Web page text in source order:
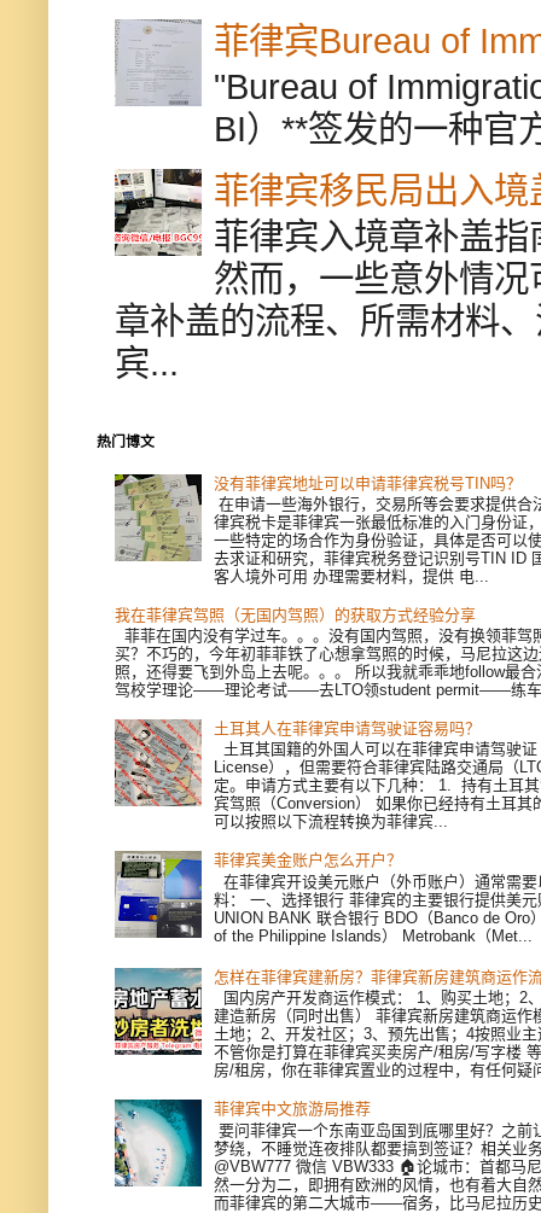
菲律宾Bureau of
"Bureau of
BI）**签发的一种官
菲律宾移民局出入
菲律宾入境章补盖
然而，一些意外情
章补盖的流程、所需材料
宾...
热门博文
没有菲律宾地址可以申请菲律宾税号TIN吗？
在申请一些海外银行，交易所等会要求提供合
律宾税卡是菲律宾一张最低标准的入门身份证
一些特定的场合作为身份验证，具体是否可以
去求证和研究，菲律宾税务登记识别号TIN ID
客人境外可用 办理需要材料，提供 电...
我在菲律宾驾照（无国内驾照）的获取方式经验分享
菲菲在国内没有学过车。。。没有国内驾照，没有换领菲驾
买？不巧的，今年初菲菲铁了心想拿驾照的时候，马尼拉这
照，还得要飞到外岛上去呢。。。 所以我就乖乖地follow最
驾校学理论——理论考试——去LTO领student permit——练
土耳其人在菲律宾申请驾驶证容易吗？
土耳其国籍的外国人可以在菲律宾申请驾驶证
License），但需要符合菲律宾陆路交通局（
定。申请方式主要有以下几种： 1. 持有土耳
宾驾照（Conversion） 如果你已经持有土耳其
可以按照以下流程转换为菲律宾...
菲律宾美金账户怎么开户？
在菲律宾开设美元账户（外币账户）通常需
料： 一、选择银行 菲律宾的主要银行提供美
UNION BANK 联合银行 BDO（Banco de Oro
of the Philippine Islands） Metrobank（Met...
怎样在菲律宾建新房？菲律宾新房建筑商运作
国内房产开发商运作模式： 1、购买土地；2
建造新房（同时出售） 菲律宾新房建筑商运作
土地；2、开发社区；3、预先出售；4按照业
不管你是打算在菲律宾买卖房产/租房/写字楼
房/租房，你在菲律宾置业的过程中，有任何疑
菲律宾中文旅游局推荐
要问菲律宾一个东南亚岛国到底哪里好？之前
梦绕，不睡觉连夜排队都要搞到签证？相关业
@VBW777 微信 VBW333 🏠论城市：首都马
然一分为二，即拥有欧洲的风情，也有着大自
而菲律宾的第二大城市——宿务，比马尼拉历